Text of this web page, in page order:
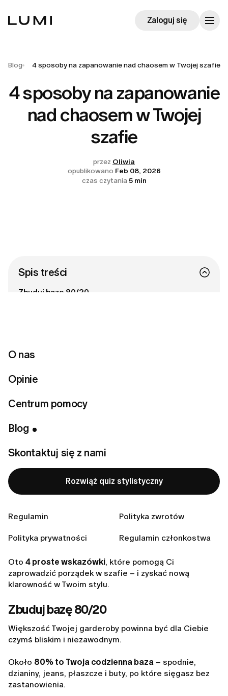
O nas
Opinie
Centrum pomocy
Blog
Skontaktuj się z nami
Rozwiąż quiz stylistyczny
Regulamin Polityka zwrotów
Polityka prywatności Regulamin członkostwa
Zaloguj się
Blog 4 sposoby na zapanowanie nad chaosem w Twojej szafie
4 sposoby na zapanowanie
nad chaosem w Twojej
szafie
przez Oliwia
opublikowano Feb 08, 2026
czas czytania 5 min
Styl staje się prostszy, gdy wiesz, co masz w szafie.
Jak leży każda rzecz. Jak się w niej czujesz. Jak
współgra z całą resztą.
Kiedy każda rzecz ma swoje miejsce i przeznaczenie,
Więcej swobody.
Oto 4 proste wskazówki, które pomogą Ci
zaprowadzić porządek w szafie – i zyskać nową
klarowność w Twoim stylu.
Zbuduj bazę 80/20
Większość Twojej garderoby powinna być dla Ciebie
czymś bliskim i niezawodnym.
Około 80% to Twoja codzienna baza – spodnie,
dzianiny, jeans, płaszcze i buty, po które sięgasz bez
zastanowienia.
Spis treści
Zbuduj bazę 80/20
Bądźmy w kontakcie